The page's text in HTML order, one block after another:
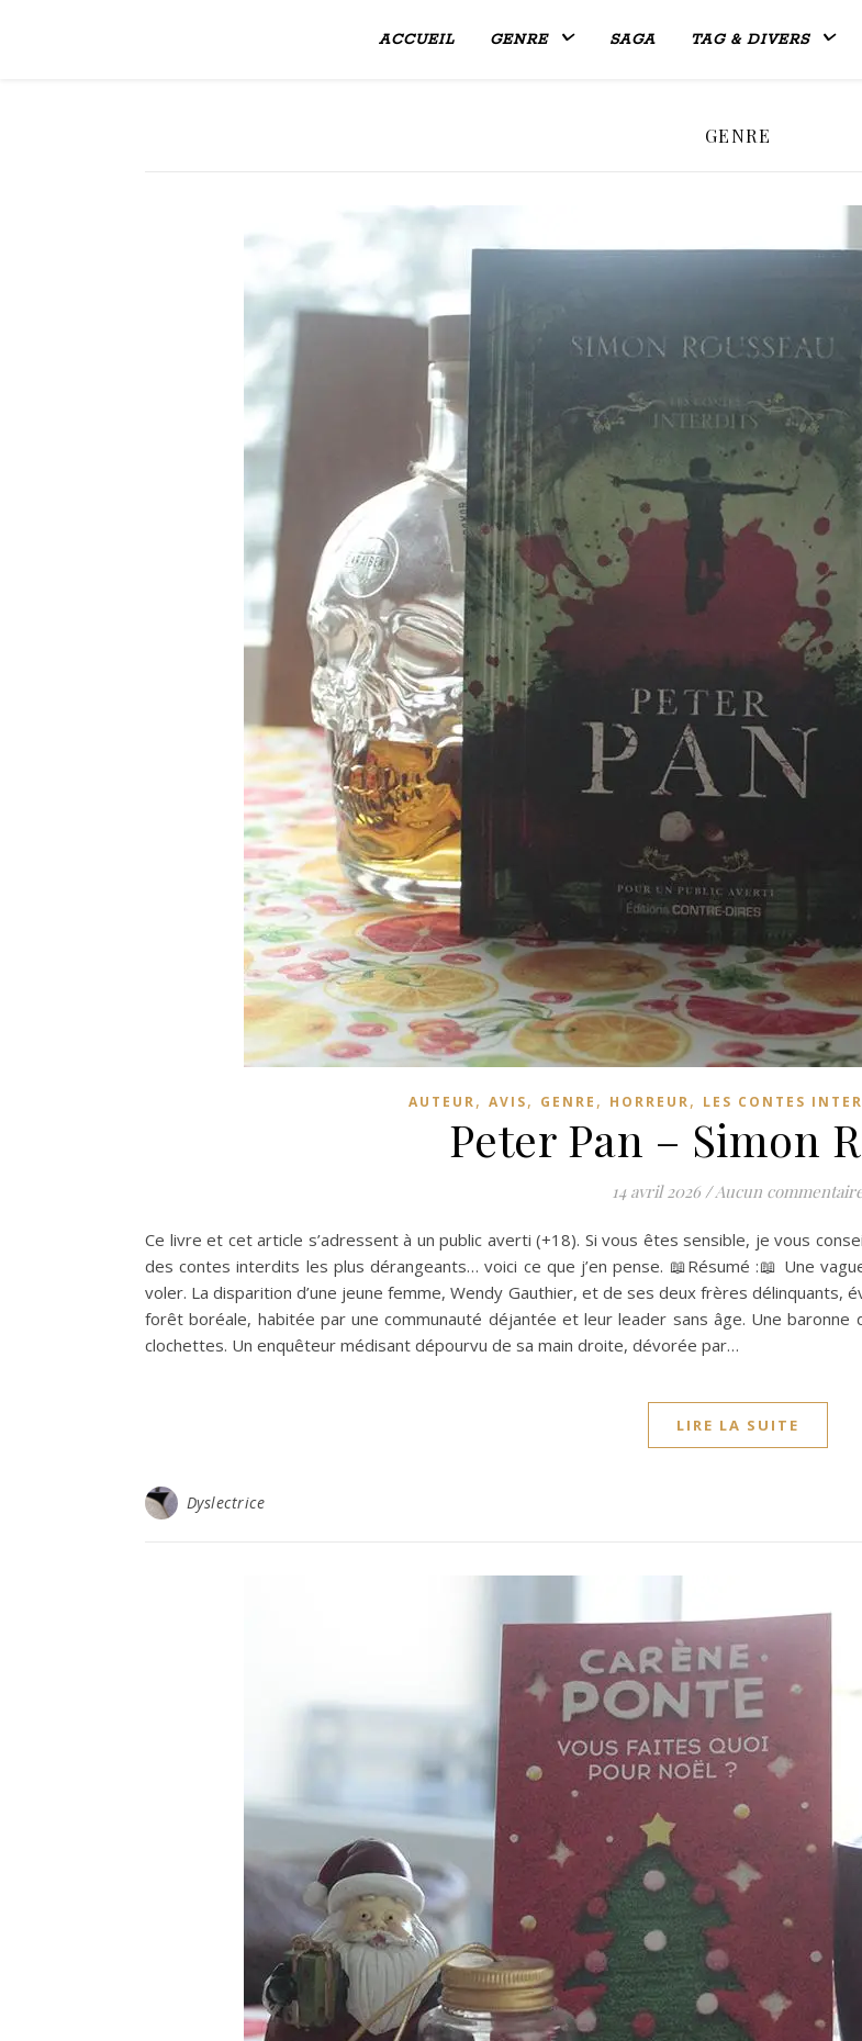
ACCUEIL GENRE SAGA TAG & DIVERS
GENRE
AUTEUR, AVIS, GENRE , HORREUR, LES CONTES
Peter Pan – Simon
14 avril 2026 /Aucun
Ce livre et cet article s’adressent à un public averti (+18). Si vous êtes sensible, je vous
des contes interdits les plus dérangeants… voici ce que j’en pense. 📖Résumé :📖 Une
voler. La disparition d’une jeune femme, Wendy Gauthier, et de ses deux frères délinquants,
forêt boréale, habitée par une communauté déjantée et leur leader sans âge. Une
clochettes. Un enquêteur médisant dépourvu de sa main droite, dévorée par…
LIRE LA SUITE
Dyslectrice